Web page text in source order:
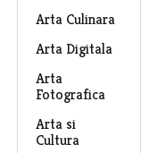
Arta Culinara
Arta Digitala
Arta
Fotografica
Arta si
Cultura